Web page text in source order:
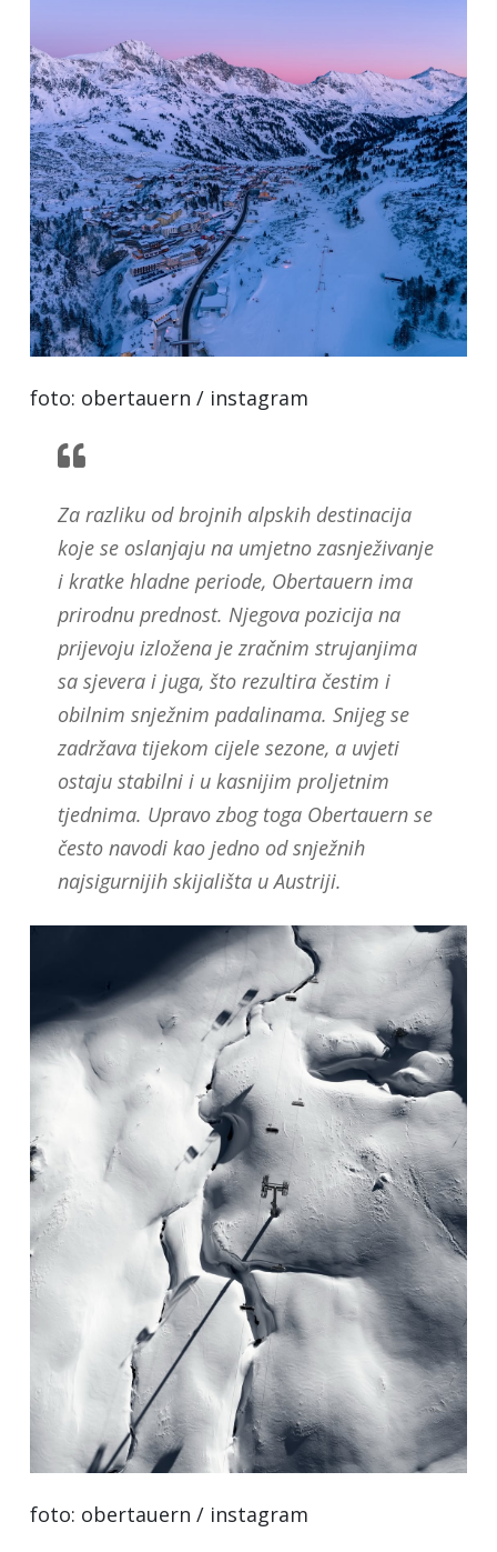
foto: obertauern / instagram
Za razliku od brojnih alpskih destinacija
koje se oslanjaju na umjetno zasnježivanje
i kratke hladne periode, Obertauern ima
prirodnu prednost. Njegova pozicija na
prijevoju izložena je zračnim strujanjima
sa sjevera i juga, što rezultira čestim i
obilnim snježnim padalinama. Snijeg se
zadržava tijekom cijele sezone, a uvjeti
ostaju stabilni i u kasnijim proljetnim
tjednima. Upravo zbog toga Obertauern se
često navodi kao jedno od snježnih
najsigurnijih skijališta u Austriji.
foto: obertauern / instagram